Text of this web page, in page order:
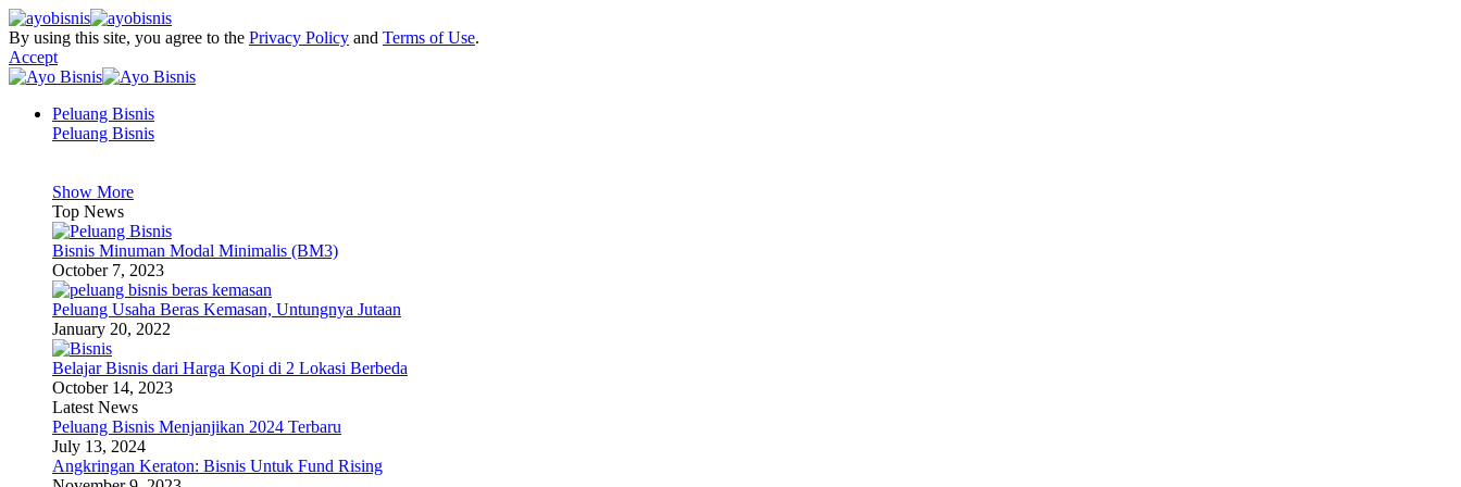
By using this site, you agree to the Privacy Policy and Terms of Use.
Accept
Peluang Bisnis
Peluang Bisnis
Show More
Top News
Bisnis Minuman Modal Minimalis (BM3)
October 7, 2023
Peluang Usaha Beras Kemasan, Untungnya Jutaan
January 20, 2022
Belajar Bisnis dari Harga Kopi di 2 Lokasi Berbeda
October 14, 2023
Latest News
Peluang Bisnis Menjanjikan 2024 Terbaru
July 13, 2024
Angkringan Keraton: Bisnis Untuk Fund Rising